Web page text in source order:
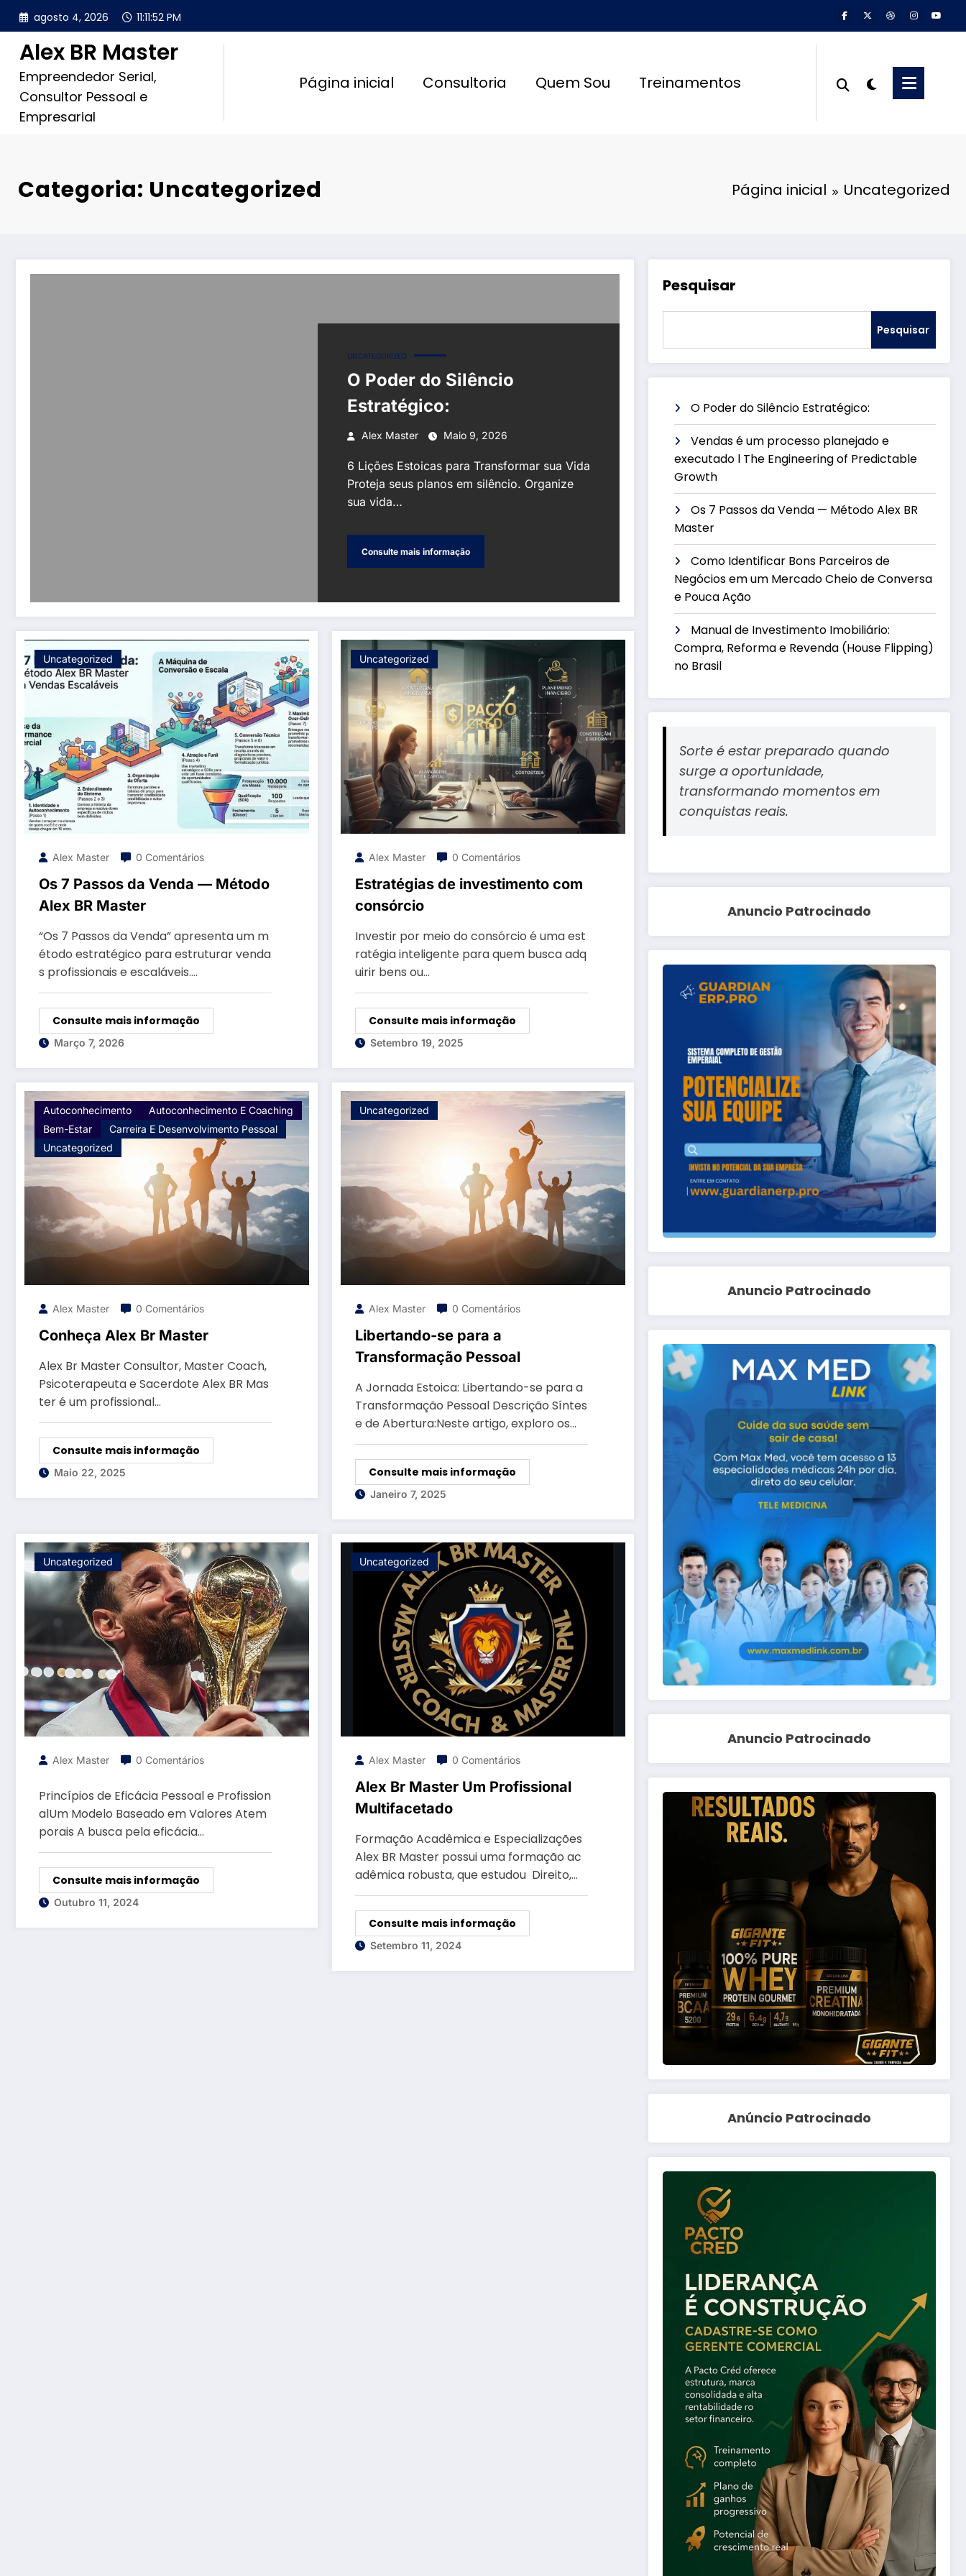
Pular
para
conteúdo
agosto 4, 2026 11:11:53 PM
Alex BR Master
Empreendedor Serial,
Consultor Pessoal e
Empresarial
Página inicial Consultoria Quem Sou Treinamentos
Categoria: Uncategorized Página inicial Uncategorized
UNCATEGORIZED
O Poder do Silêncio
Estratégico:
Alex Master Maio 9, 2026
6 Lições Estoicas para Transformar sua Vida
Proteja seus planos em silêncio. Organize
sua vida…
Consulte mais informação
Uncategorized
Alex Master 0 Comentários
Os 7 Passos da Venda — Método
Alex BR Master
“Os 7 Passos da Venda” apresenta um m
étodo estratégico para estruturar venda
s profissionais e escaláveis.…
Consulte mais informação
Março 7, 2026
Uncategorized
Alex Master 0 Comentários
Estratégias de investimento com
consórcio
Investir por meio do consórcio é uma est
ratégia inteligente para quem busca adq
uirir bens ou…
Consulte mais informação
Setembro 19, 2025
Autoconhecimento
Autoconhecimento E Coaching
Bem-Estar
Carreira E Desenvolvimento Pessoal
Uncategorized
Alex Master 0 Comentários
Conheça Alex Br Master
Alex Br Master Consultor, Master Coach,
Psicoterapeuta e Sacerdote Alex BR Mas
ter é um profissional…
Consulte mais informação
Maio 22, 2025
Uncategorized
Alex Master 0 Comentários
Libertando-se para a
Transformação Pessoal
A Jornada Estoica: Libertando-se para a
Transformação Pessoal Descrição Síntes
e de Abertura:Neste artigo, exploro os…
Consulte mais informação
Janeiro 7, 2025
Uncategorized
Alex Master 0 Comentários
Princípios de Eficácia Pessoal e Profission
alUm Modelo Baseado em Valores Atem
porais A busca pela eficácia…
Consulte mais informação
Outubro 11, 2024
Uncategorized
Alex Master 0 Comentários
Alex Br Master Um Profissional
Multifacetado
Formação Acadêmica e Especializações
Alex BR Master possui uma formação ac
adêmica robusta, que estudou Direito,…
Consulte mais informação
Setembro 11, 2024
Pesquisar
Pesquisar
O Poder do Silêncio Estratégico:
Vendas é um processo planejado e
executado l The Engineering of Predictable
Growth
Os 7 Passos da Venda — Método Alex BR
Master
Como Identificar Bons Parceiros de
Negócios em um Mercado Cheio de Conversa
e Pouca Ação
Manual de Investimento Imobiliário:
Compra, Reforma e Revenda (House Flipping)
no Brasil
Sorte é estar preparado quando
surge a oportunidade,
transformando momentos em
conquistas reais.
Anuncio Patrocinado
Anuncio Patrocinado
Anuncio Patrocinado
Anúncio Patrocinado